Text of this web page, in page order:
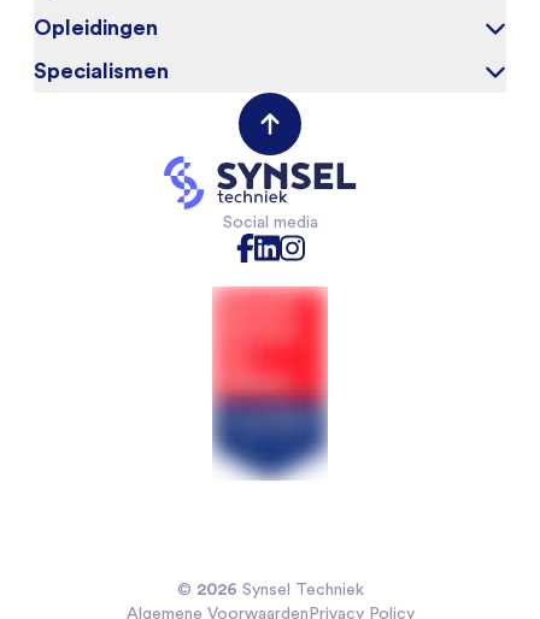
Over ons
Onze kandidaten
Contact opnemen
Opleidingen
Elektrotechniek
Industriële Automatisering
Specialismen
Mechanical Engineers
Software & Electrical Engineers
Monteurs Technische DienstSocial media
© 2026 Synsel Techniek
Algemene VoorwaardenPrivacy Policy